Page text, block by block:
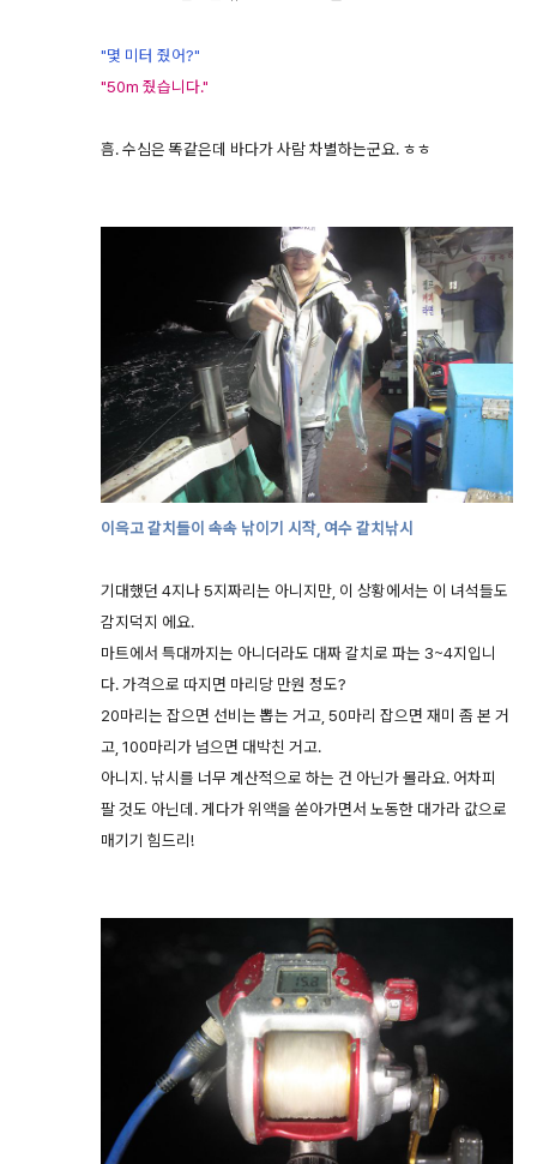
"몇 미터 줬어?"
"50m 줬습니다."
흠. 수심은 똑같은데 바다가 사람 차별하는군요. ㅎㅎ
이윽고 갈치들이 속속 낚이기 시작, 여수 갈치낚시
기대했던 4지나 5지짜리는 아니지만, 이 상황에서는 이 녀석들도
감지덕지 에요.
마트에서 특대까지는 아니더라도 대짜 갈치로 파는 3~4지입니
다. 가격으로 따지면 마리당 만원 정도?
20마리는 잡으면 선비는 뽑는 거고, 50마리 잡으면 재미 좀 본 거
고, 100마리가 넘으면 대박친 거고.
아니지. 낚시를 너무 계산적으로 하는 건 아닌가 몰라요. 어차피
팔 것도 아닌데. 게다가 위액을 쏟아가면서 노동한 대가라 값으로
매기기 힘드리!